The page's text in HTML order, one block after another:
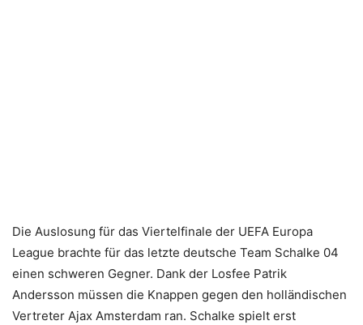
Die Auslosung für das Viertelfinale der UEFA Europa
League brachte für das letzte deutsche Team Schalke 04
einen schweren Gegner. Dank der Losfee Patrik
Andersson müssen die Knappen gegen den holländischen
Vertreter Ajax Amsterdam ran. Schalke spielt erst